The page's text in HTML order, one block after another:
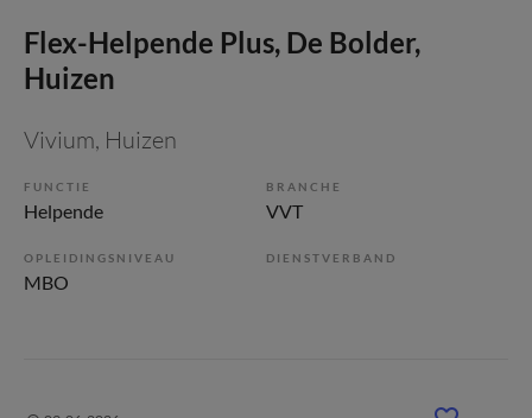
Flex-Helpende Plus, De Bolder,
Huizen
Vivium, Huizen
FUNCTIE
Helpende
BRANCHE
VVT
OPLEIDINGSNIVEAU
MBO
DIENSTVERBAND